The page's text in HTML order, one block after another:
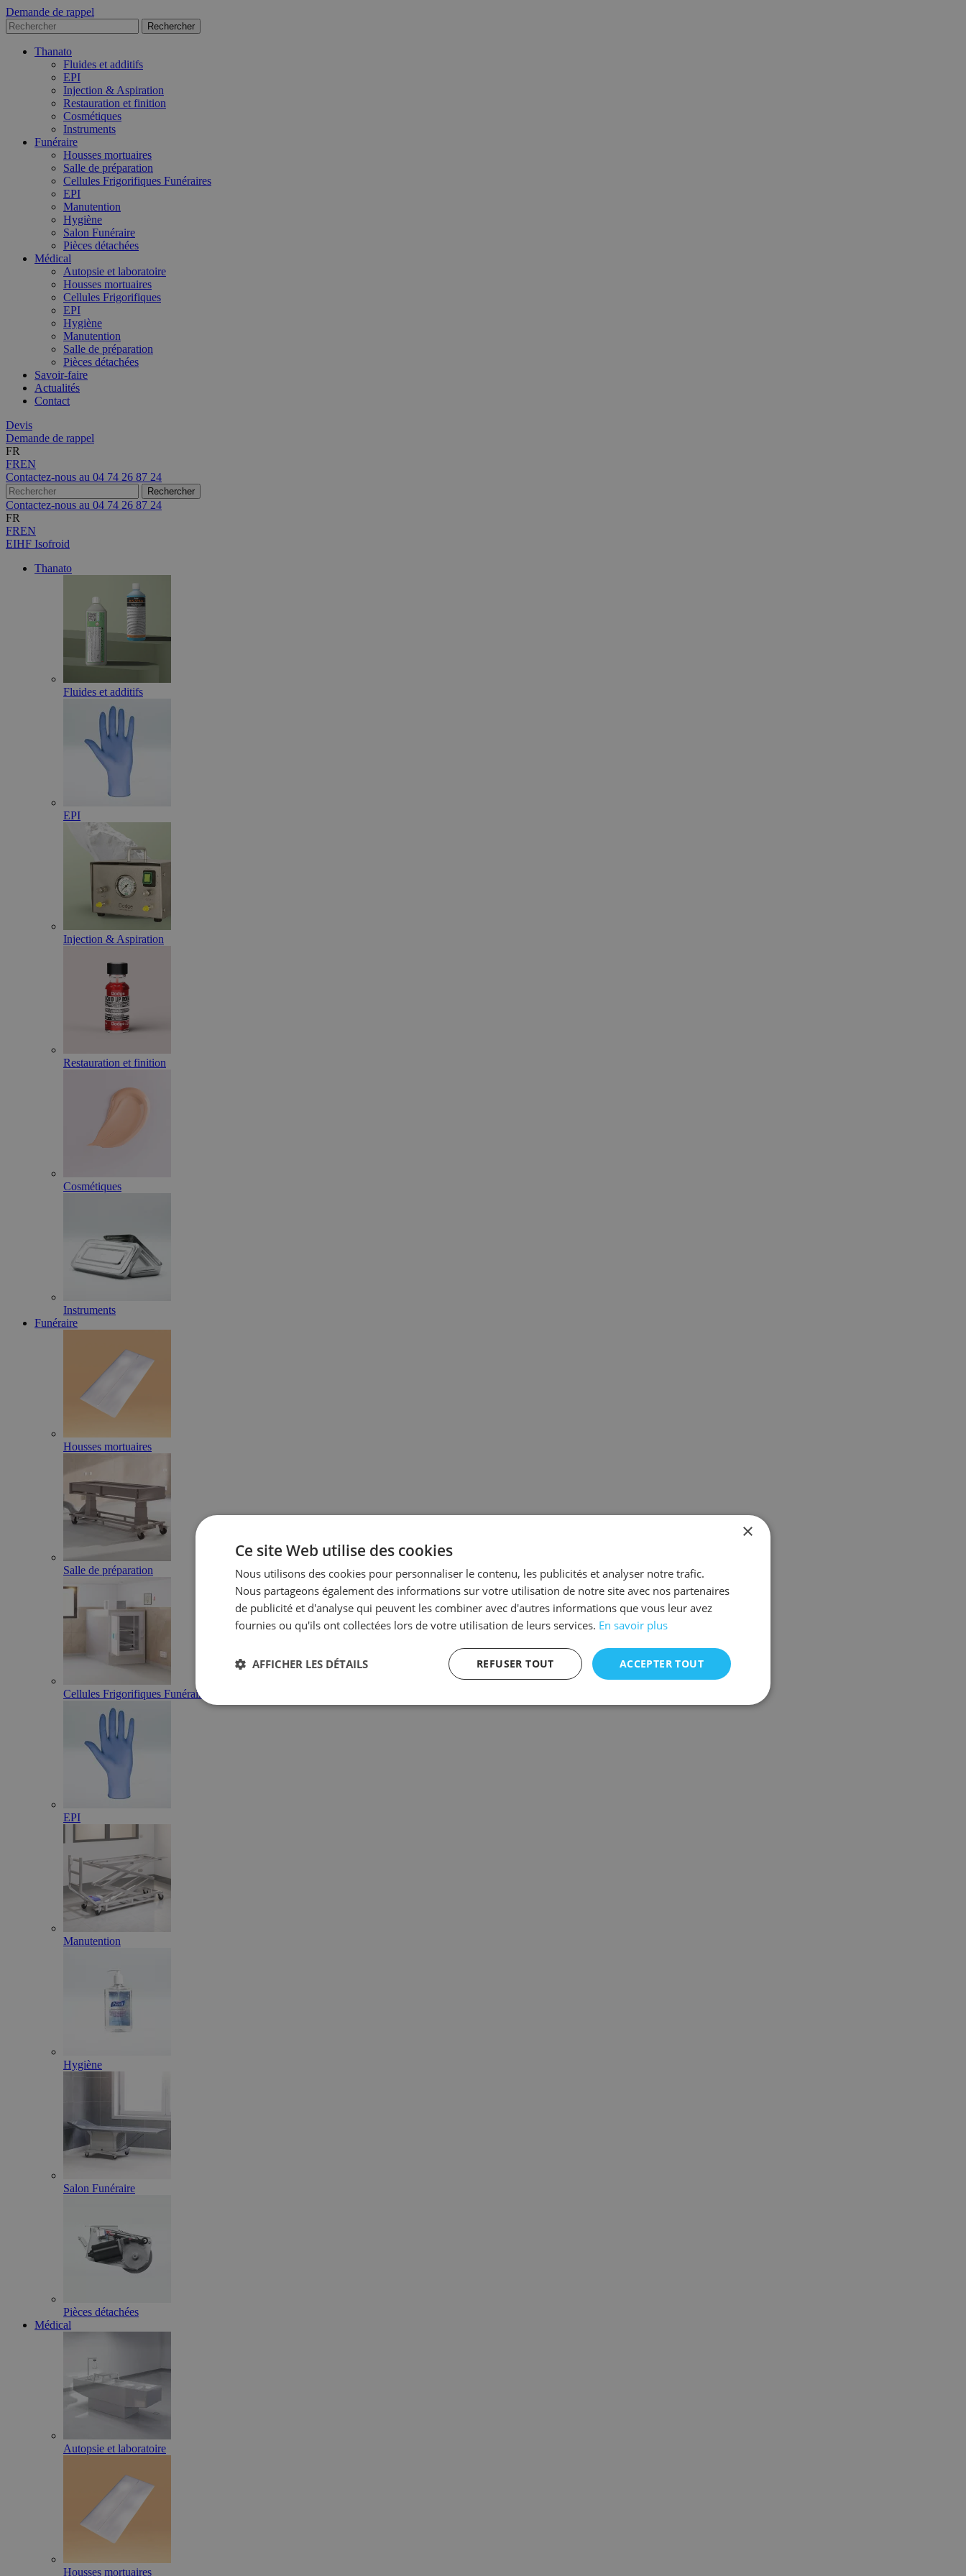
Demande de rappel
Thanato
Fluides et additifs
EPI
Injection & Aspiration
Restauration et finition
Cosmétiques
Instruments
Funéraire
Housses mortuaires
Salle de préparation
Cellules Frigorifiques Funéraires
EPI
Manutention
Hygiène
Salon Funéraire
Pièces détachées
Médical
Autopsie et laboratoire
Housses mortuaires
Cellules Frigorifiques
EPI
Hygiène
Manutention
Salle de préparation
Pièces détachées
Savoir-faire
Actualités
Contact
Devis
Demande de rappel
FR
FREN
Contactez-nous au 04 74 26 87 24
Contactez-nous au 04 74 26 87 24
FR
FREN
EIHF Isofroid
Thanato
Fluides et additifs
EPI
Injection & Aspiration
Restauration et finition
Cosmétiques
Instruments
Funéraire
Housses mortuaires
Salle de préparation
Cellules Frigorifiques Funéraires
EPI
Manutention
Hygiène
Salon Funéraire
Pièces détachées
Médical
Autopsie et laboratoire
Housses mortuaires
×
Ce site Web utilise des cookies
Nous utilisons des cookies pour personnaliser le contenu, les publicités et analyser notre trafic.
Nous partageons également des informations sur votre utilisation de notre site avec nos partenaires
de publicité et d'analyse qui peuvent les combiner avec d'autres informations que vous leur avez
fournies ou qu'ils ont collectées lors de votre utilisation de leurs services. En savoir plus
ACCEPTER TOUT
REFUSER TOUT
AFFICHER LES DÉTAILS